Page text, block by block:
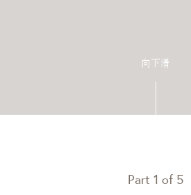
向下滑
Part 1 of 5